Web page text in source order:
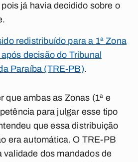
já havia decidido sobre o
redistribuído para a 1ª Zona
decisão do Tribunal
Paraíba (TRE-PB).
que ambas as Zonas (1ª e
para julgar esse tipo
que essa distribuição
era automática. O TRE-PB
validade dos mandados de